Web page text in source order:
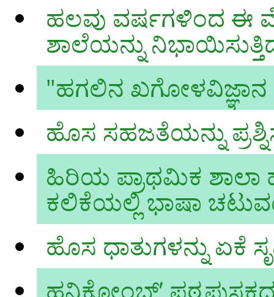
ಹಲವು ವರ್ಷಗಳಿಂದ ಈ
ಶಾಲೆಯನ್ನು
"ಹಗಲಿನ
ಹೊಸ ಸಹಜತೆಯನ್ನು
ಹಿರಿಯ ಪ್ರಾಥಮಿಕ ಶಾಲಾ
ಕಲಿಕೆಯಲ್ಲಿ ಭಾಷಾ
ಹೊಸ ಧಾತುಗಳನ್ನು ಏಕೆ
ಹನಿಕೋಂಬ್’